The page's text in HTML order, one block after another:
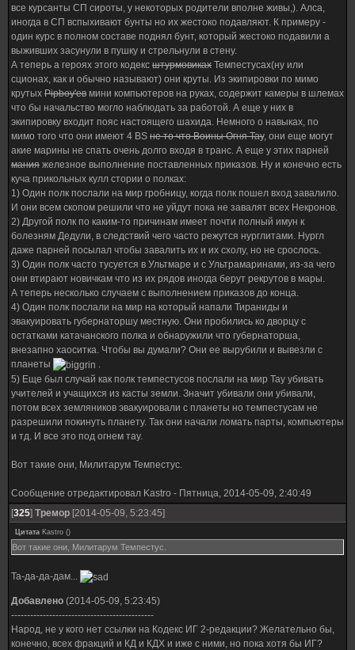
все курсанты СП сироты, у некоторых родители вполне живы,). Алса,
иногда в СП вспыхивают бунты но их жестоко подавляют. К примеру -
один курс в полном составе поднял бунт, который жестоко подавили а
выживших засунули в пушку и стрельнули в стену.
А теперь а героях этого кодекс штурмовиках Темпестусах(ну или
сционах, как и обычно называют) они круты. Из экипировки по мимо
крутых Pipboy'ев мини компьютеров на руках, содержит камеры в шлемах
что бы начальство могло наблюдать за работой. А еще у них в
экипировку входит пояс настоящего шахида. Немного о навыках, по
мимо того что они имеют 4 BS не то что Воины Огня Тау, они еще могут
акие марины не спать очень долго входя в транс. А еще у этих парней
мания железное выполнение поставленных приказов. Ну и конечно есть
куча прикольных кулл стории о полках:
1) Один полк послали на мир гробницу, когда полк пошел вход завалило.
И они всем скопом решили что не уйдут пока не завалят всех Некронов.
2) Другой полк по каким-то причинам имеет почти полный имун к
болезням Дедули, в следствий чего часто режутся нурглитами. Нургл
даже парней посылал чтобы завалить их и их схолу, но не срослось.
3) Один полк часто тусуется в Ультмаре и с Ультрамаринами, из-за чего
они втирают новичкам что из их рядов иногда берут рекрутов в мары.
А теперь несколько случаем с выполнением приказов до конца.
4) Один полк послали на мир на который напали Тираниды и
эвакуировать губернаторшу местную. Они пробились ко дворцу с
остатками катачанского полка и обнаружили что губернаторша,
внезапно хаоситка. Чтобы вы думали? Они ее вырубили и вывезли с
планеты
.
5) Еще был случай как полк темпестусов послали на мир Тау убивать
учителей и учащихся из касты земли. Значит убивали они убивали,
потом всех земляников эвакуировали с планеты но темпестусам не
разрешили покинуть планету. Так они начали ломать парты, компьютеры
и тд. И все это под огнем тау.
Вот такие они, Милитарум Темпестус.
Сообщение отредактировал Kastro - Пятница, 2014-05-09, 2:40:49
[325] Тремор [2014-05-09, 5:23:45]
Цитата Kastro ()
Вот такие они, Милитарум Темпестус.
Та-да-да-дам...
Добавлено (2014-05-09, 5:23:45)
---------------------------------------------
Народ, не у кого нет ссылки на Кодекс ИГ 2-редакции? Желательно бы,
конечно, всех фракций и КД и КДХ и иже с ними, но пока хотя бы ИГ?